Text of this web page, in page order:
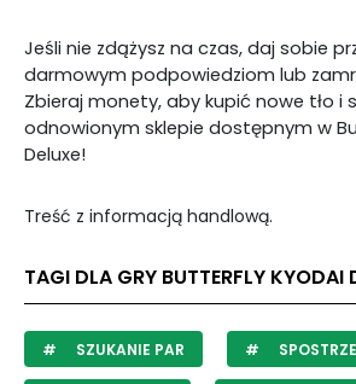
Jeśli nie zdążysz na czas, daj sobie
darmowym podpowiedziom lub
Zbieraj monety, aby kupić nowe tło i
odnowionym sklepie dostępnym w
Deluxe!
Treść z informacją handlową.
TAGI DLA GRY BUTTERFLY KYODAI
SZUKANIE PAR